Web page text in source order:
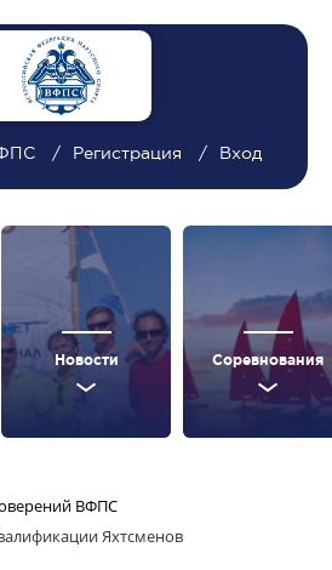
Регистрация Вход
Новости Соревнования
ВФПС
Яхтсменов